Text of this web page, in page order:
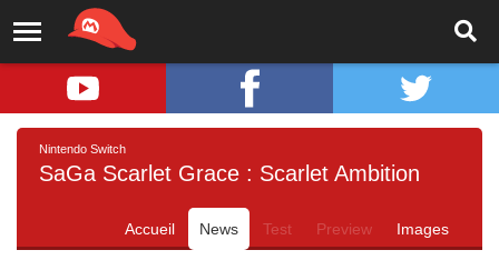
Nintendo Switch
SaGa Scarlet Grace : Scarlet Ambition
Accueil News Test Preview Images